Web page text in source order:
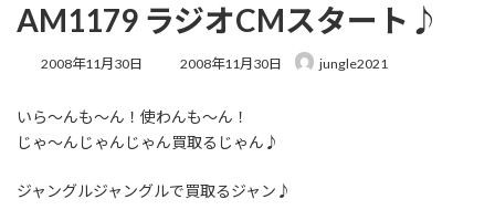
AM1179 ラジオCMスタート♪
2008年11月30日
最
新
日
2008年11月30日 jungle2021
いら～んも～ん！使わんも～ん！
じゃ～んじゃんじゃん買取るじゃん♪
ジャングルジャングルで買取るジャン♪